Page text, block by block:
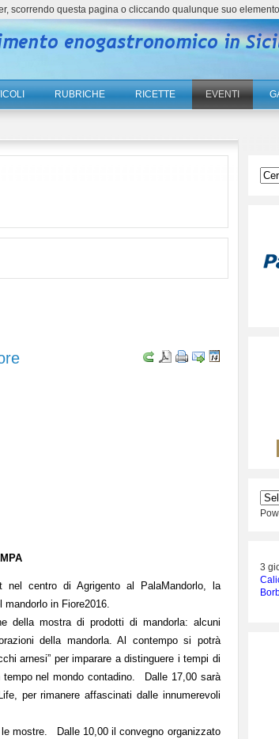
RUBRICHE RICETTE EVENTI
nel centro di Agrigento al PalaMandorlo, la
mandorlo in Fiore2016.
della mostra di prodotti di mandorla: alcuni
della mandorla. Al contempo si potrà
arnesi” per imparare a distinguere i tempi di
nel mondo contadino. Dalle 17,00 sarà
per rimanere affascinati dalle innumerevoli
mostre. Dalle 10,00 il convegno organizzato
3
scorrendo questa pagina o cliccando qualunque suo